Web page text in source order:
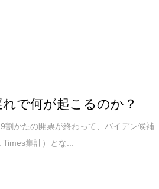
で何が起こるのか？
割かたの開票が終わって、バイデン候補
集計）とな...